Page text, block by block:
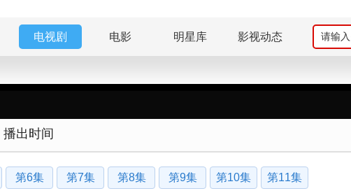
电视剧 电影 明星库 影视动态
播出时间
第6集 第7集 第8集 第9集 第10集 第11集